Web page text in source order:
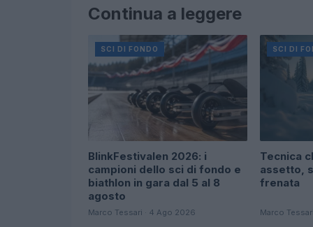
Continua a leggere
SCI DI FONDO
BlinkFestivalen 2026: i
campioni dello sci di fondo e
biathlon in gara dal 5 al 8
agosto
Marco Tessari · 4 Ago 2026
SCI DI
Tecnica
assetto,
frenata
Marco